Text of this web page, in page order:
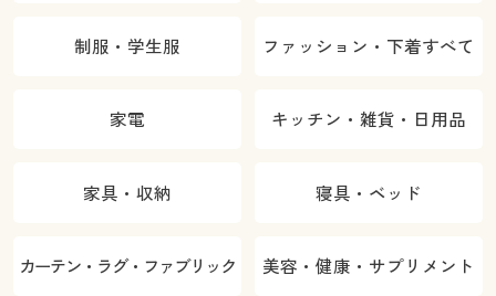
制服・学生服 ファッション・下着すべて
家電 キッチン・雑貨・日用品
家具・収納 寝具・ベッド
カーテン・ラグ・ファブリック 美容・健康・サプリメント